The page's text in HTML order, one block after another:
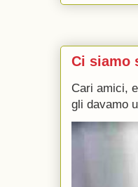
Ci siamo
Cari amici,
gli davamo